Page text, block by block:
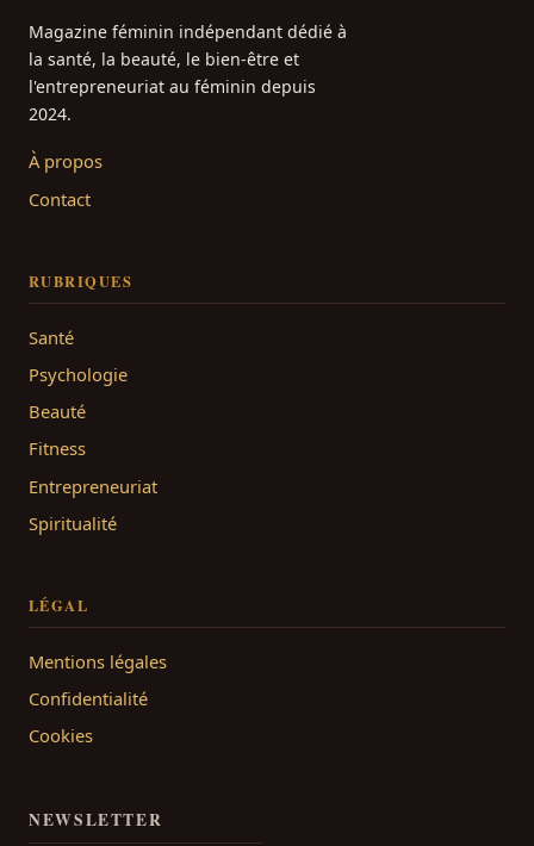
Magazine féminin indépendant dédié à
la santé, la beauté, le bien-être et
l'entrepreneuriat au féminin depuis
2024.
À propos
Contact
RUBRIQUES
Santé
Psychologie
Beauté
Fitness
Entrepreneuriat
Spiritualité
LÉGAL
Mentions légales
Confidentialité
Cookies
NEWSLETTER